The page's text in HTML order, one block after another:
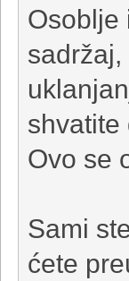
Osoblje
shvatite
Ovo se
Sami
ćete